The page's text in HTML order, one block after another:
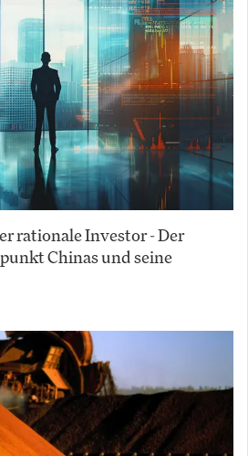
rationale Investor - Der
Chinas und seine